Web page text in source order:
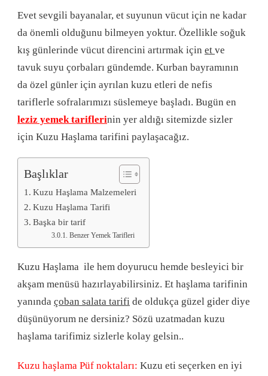
Evet sevgili bayanalar, et suyunun vücut için ne kadar
da önemli olduğunu bilmeyen yoktur. Özellikle soğuk
kış günlerinde vücut direncini artırmak için et ve
tavuk suyu çorbaları gündemde. Kurban bayramının
da özel günler için ayrılan kuzu etleri de nefis
tariflerle sofralarımızı süslemeye başladı. Bugün en
leziz yemek tariflerinin yer aldığı sitemizde sizler
için Kuzu Haşlama tarifini paylaşacağız.
Başlıklar
Kuzu Haşlama Malzemeleri
Kuzu Haşlama Tarifi
Başka bir tarif
Benzer Yemek Tarifleri
Kuzu Haşlama ile hem doyurucu hemde besleyici bir
akşam menüsü hazırlayabilirsiniz. Et haşlama tarifinin
yanında çoban salata tarifi de oldukça güzel gider diye
düşünüyorum ne dersiniz? Sözü uzatmadan kuzu
haşlama tarifimiz sizlerle kolay gelsin..
Kuzu haşlama Püf noktaları: Kuzu eti seçerken en iyi